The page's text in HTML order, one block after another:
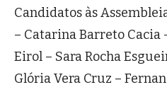
Candidatos às
– Catarina Barreto Cacia
Eirol – Sara Rocha
Glória Vera Cruz –